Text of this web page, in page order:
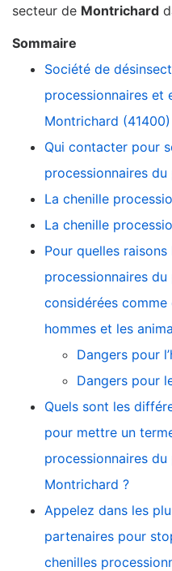
secteur de Montrichard
Sommaire
Société de
processionnaires et
Montrichard (41400)
Qui contacter pour
processionnaires
La chenille
La chenille
Pour quelles raisons
processionnaires
considérées
hommes et les
Dangers pour
Dangers pour
Quels sont les
pour mettre un
processionnaires
Montrichard ?
Appelez dans les
partenaires pour
chenilles